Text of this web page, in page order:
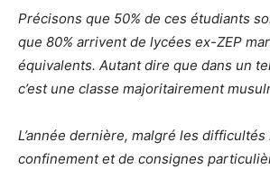
Précisons que 50% de ces étudiants
que 80% arrivent de lycées ex-ZEP
équivalents. Autant dire que dans un
c’est une classe majoritairement
L’année dernière, malgré les difficultés
confinement et de consignes